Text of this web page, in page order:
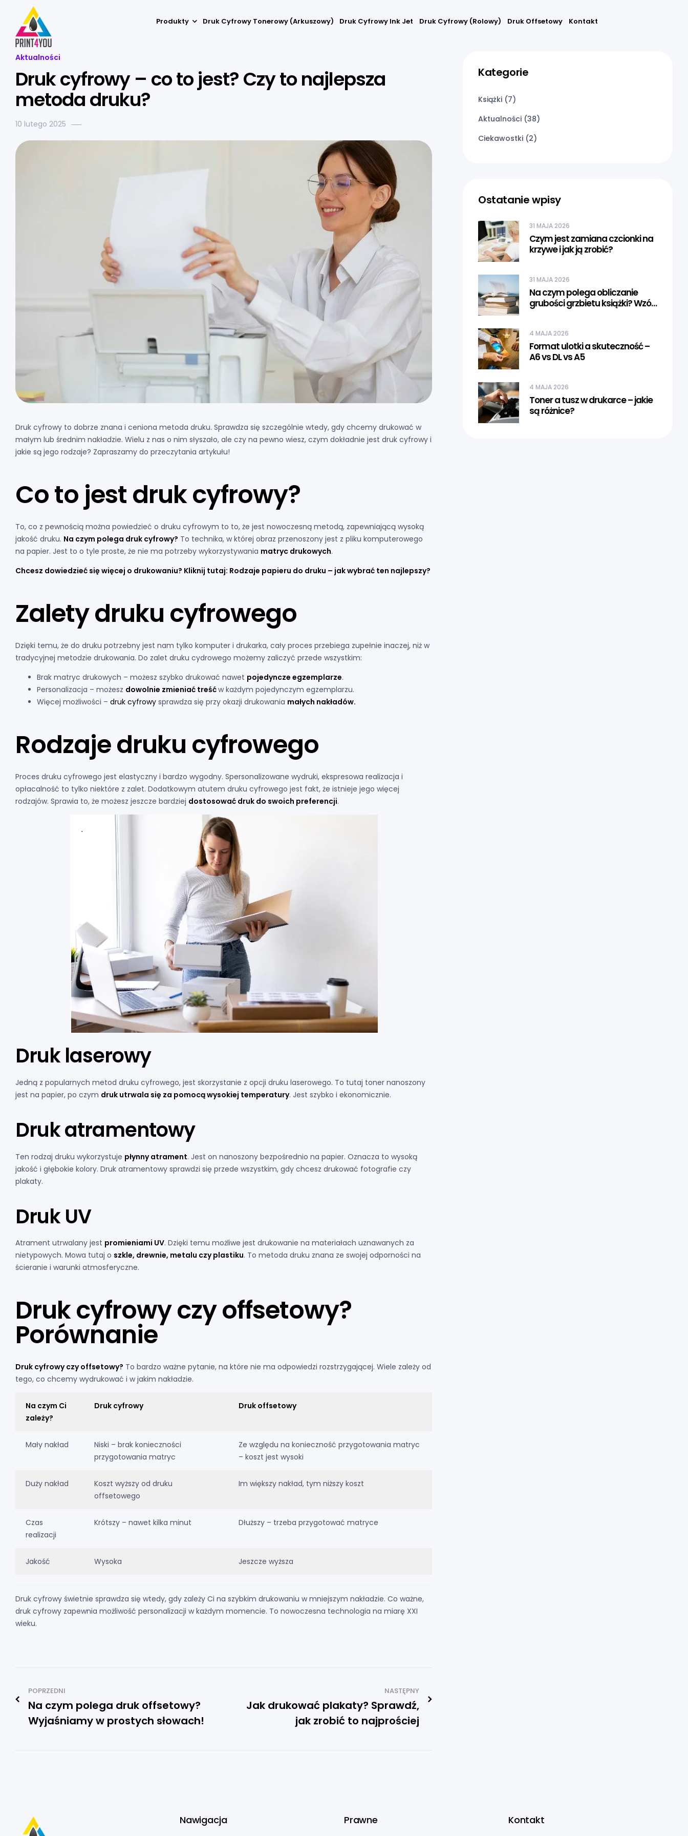
Produkty Druk Cyfrowy Tonerowy (arkuszowy) Druk Cyfrowy Ink Jet Druk Cyfrowy (rolowy) Druk Offsetowy Kontakt
Aktualności
Druk cyfrowy – co to jest? Czy to najlepsza
metoda druku?
10 lutego 2025
Druk cyfrowy to dobrze znana i ceniona metoda druku. Sprawdza się szczególnie wtedy, gdy chcemy drukować w
małym lub średnim nakładzie. Wielu z nas o nim słyszało, ale czy na pewno wiesz, czym dokładnie jest druk cyfrowy i
jakie są jego rodzaje? Zapraszamy do przeczytania artykułu!
Co to jest druk cyfrowy?
To, co z pewnością można powiedzieć o druku cyfrowym to to, że jest nowoczesną metodą, zapewniającą wysoką
jakość druku. Na czym polega druk cyfrowy? To technika, w której obraz przenoszony jest z pliku komputerowego
na papier. Jest to o tyle proste, że nie ma potrzeby wykorzystywania matryc drukowych.
Chcesz dowiedzieć się więcej o drukowaniu? Kliknij tutaj: Rodzaje papieru do druku – jak wybrać ten najlepszy?
Zalety druku cyfrowego
Dzięki temu, że do druku potrzebny jest nam tylko komputer i drukarka, cały proces przebiega zupełnie inaczej, niż w
tradycyjnej metodzie drukowania. Do zalet druku cydrowego możemy zaliczyć przede wszystkim:
Brak matryc drukowych – możesz szybko drukować nawet pojedyncze egzemplarze.
Personalizacja – możesz dowolnie zmieniać treśćw każdym pojedynczym egzemplarzu.
Więcej możliwości – druk cyfrowy sprawdza się przy okazji drukowania małych nakładów.
Rodzaje druku cyfrowego
Proces druku cyfrowego jest elastyczny i bardzo wygodny. Spersonalizowane wydruki, ekspresowa realizacja i
opłacalność to tylko niektóre z zalet. Dodatkowym atutem druku cyfrowego jest fakt, że istnieje jego więcej
rodzajów. Sprawia to, że możesz jeszcze bardziej dostosować druk do swoich preferencji.
Druk laserowy
Jedną z popularnych metod druku cyfrowego, jest skorzystanie z opcji druku laserowego. To tutaj toner nanoszony
jest na papier, po czym druk utrwala się za pomocą wysokiej temperatury. Jest szybko i ekonomicznie.
Druk atramentowy
Ten rodzaj druku wykorzystuje płynny atrament. Jest on nanoszony bezpośrednio na papier. Oznacza to wysoką
jakość i głębokie kolory. Druk atramentowy sprawdzi się przede wszystkim, gdy chcesz drukować fotografie czy
plakaty.
Druk UV
Atrament utrwalany jest promieniami UV. Dzięki temu możliwe jest drukowanie na materiałach uznawanych za
nietypowych. Mowa tutaj o szkle, drewnie, metalu czy plastiku. To metoda druku znana ze swojej odporności na
ścieranie i warunki atmosferyczne.
Druk cyfrowy czy offsetowy?
Porównanie
Druk cyfrowy czy offsetowy? To bardzo ważne pytanie, na które nie ma odpowiedzi rozstrzygającej. Wiele zależy od
tego, co chcemy wydrukować i w jakim nakładzie.
Na czym Ci
zależy?
Druk cyfrowy Druk offsetowy
Mały nakład
Niski – brak konieczności
przygotowania matryc
Ze względu na konieczność przygotowania matryc
– koszt jest wysoki
Duży nakład
Koszt wyższy od druku
offsetowego
Im większy nakład, tym niższy koszt
Czas
realizacji
Krótszy – nawet kilka minut Dłuższy – trzeba przygotować matryce
Jakość Wysoka Jeszcze wyższa
Druk cyfrowy świetnie sprawdza się wtedy, gdy zależy Ci na szybkim drukowaniu w mniejszym nakładzie. Co ważne,
druk cyfrowy zapewnia możliwość personalizacji w każdym momencie. To nowoczesna technologia na miarę XXI
wieku.
POPRZEDNI
Na czym polega druk offsetowy?
Wyjaśniamy w prostych słowach!
NASTĘPNY
Jak drukować plakaty? Sprawdź,
jak zrobić to najprościej
Kategorie
Książki (7)
Aktualności (38)
Ciekawostki (2)
Ostatanie wpisy
31 MAJA 2026
Czym jest zamiana czcionki na
krzywe i jak ją zrobić?
31 MAJA 2026
Na czym polega obliczanie
grubości grzbietu książki? Wzór i
4 MAJA 2026
Format ulotki a skuteczność –
A6 vs DL vs A5
4 MAJA 2026
Toner a tusz w drukarce – jakie
są różnice?
Nawigacja Prawne Kontakt